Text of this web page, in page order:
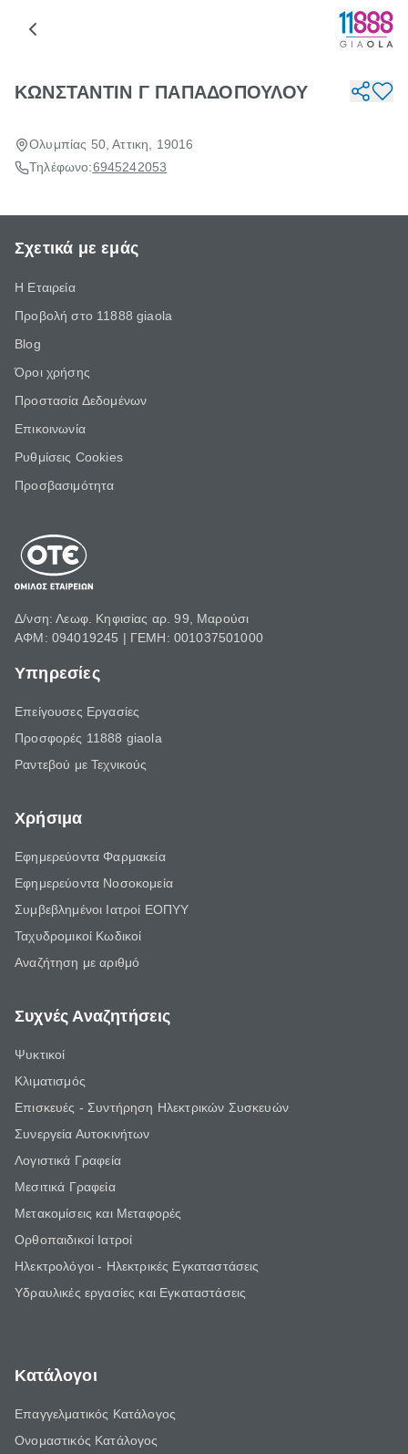
ΚΩΝΣΤΑΝΤΙΝ Γ ΠΑΠΑΔΟΠΟΥΛΟΥ
Ολυμπίας 50, Αττικη, 19016
Τηλέφωνο:6945242053
Σχετικά με εμάς
Η Εταιρεία
Προβολή στο 11888 giaola
Blog
Όροι χρήσης
Προστασία Δεδομένων
Επικοινωνία
Ρυθμίσεις Cookies
Προσβασιμότητα
Δ/νση: Λεωφ. Κηφισίας αρ. 99, Μαρούσι
ΑΦΜ: 094019245 | ΓΕΜΗ: 001037501000
Υπηρεσίες
Επείγουσες Εργασίες
Προσφορές 11888 giaola
Ραντεβού με Τεχνικούς
Χρήσιμα
Εφημερεύοντα Φαρμακεία
Εφημερεύοντα Νοσοκομεία
Συμβεβλημένοι Ιατροί ΕΟΠΥΥ
Ταχυδρομικοί Κωδικοί
Αναζήτηση με αριθμό
Συχνές Αναζητήσεις
Ψυκτικοί
Κλιματισμός
Επισκευές - Συντήρηση Ηλεκτρικών Συσκευών
Συνεργεία Αυτοκινήτων
Λογιστικά Γραφεία
Μεσιτικά Γραφεία
Μετακομίσεις και Μεταφορές
Ορθοπαιδικοί Ιατροί
Ηλεκτρολόγοι - Ηλεκτρικές Εγκαταστάσεις
Υδραυλικές εργασίες και Εγκαταστάσεις
Κατάλογοι
Επαγγελματικός Κατάλογος
Ονομαστικός Κατάλογος